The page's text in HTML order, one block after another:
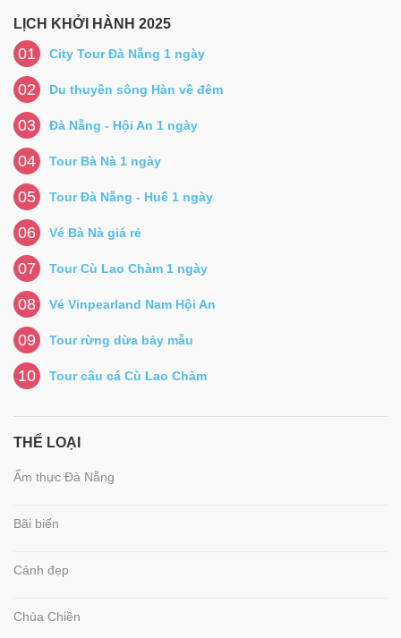
LỊCH KHỞI HÀNH 2025
01 City Tour Đà Nẵng 1 ngày
02 Du thuyền sông Hàn về đêm
03 Đà Nẵng - Hội An 1 ngày
04 Tour Bà Nà 1 ngày
05 Tour Đà Nẵng - Huế 1 ngày
06 Vé Bà Nà giá rẻ
07 Tour Cù Lao Chàm 1 ngày
08 Vé Vinpearland Nam Hội An
09 Tour rừng dừa bảy mẫu
10 Tour câu cá Cù Lao Chàm
THỂ LOẠI
Ẩm thực Đà Nẵng
Bãi biển
Cảnh đẹp
Chùa Chiền